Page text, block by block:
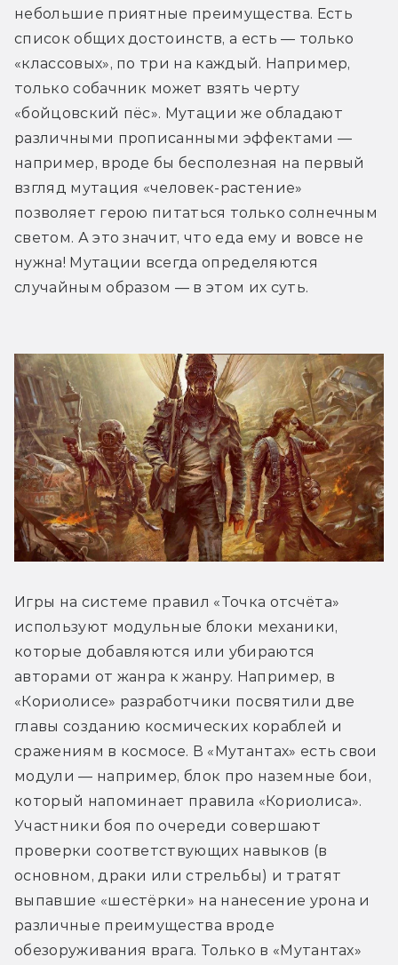
небольшие приятные преимущества. Есть
список общих достоинств, а есть — только
«классовых», по три на каждый. Например,
только собачник может взять черту
«бойцовский пёс». Мутации же обладают
различными прописанными эффектами —
например, вроде бы бесполезная на первый
взгляд мутация «человек-растение»
позволяет герою питаться только солнечным
светом. А это значит, что еда ему и вовсе не
нужна! Мутации всегда определяются
случайным образом — в этом их суть.
Игры на системе правил «Точка отсчёта»
используют модульные блоки механики,
которые добавляются или убираются
авторами от жанра к жанру. Например, в
«Кориолисе» разработчики посвятили две
главы созданию космических кораблей и
сражениям в космосе. В «Мутантах» есть свои
модули — например, блок про наземные бои,
который напоминает правила «Кориолиса».
Участники боя по очереди совершают
проверки соответствующих навыков (в
основном, драки или стрельбы) и тратят
выпавшие «шестёрки» на нанесение урона и
различные преимущества вроде
обезоруживания врага. Только в «Мутантах»